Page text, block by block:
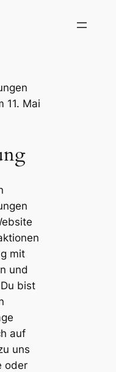
11. Mai
mit
und
bist
auf
uns
oder